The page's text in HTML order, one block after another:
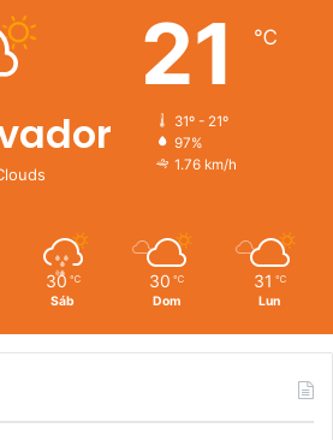
21 ℃
31º - 21º
97%
1.76 km/h
30 ℃
Sáb
30 ℃
Dom
31 ℃
Lun